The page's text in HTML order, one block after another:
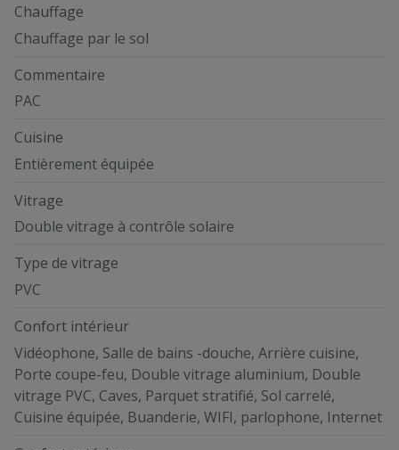
Chauffage
Chauffage par le sol
Commentaire
PAC
Cuisine
Entièrement équipée
Vitrage
Double vitrage à contrôle solaire
Type de vitrage
PVC
Confort intérieur
Vidéophone, Salle de bains -douche, Arrière cuisine,
Porte coupe-feu, Double vitrage aluminium, Double
vitrage PVC, Caves, Parquet stratifié, Sol carrelé,
Cuisine équipée, Buanderie, WIFI, parlophone, Internet